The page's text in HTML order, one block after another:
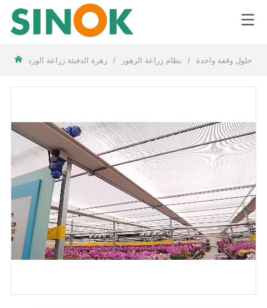
LOGO
حلول وقفة واحدة / نظام زراعة الزهور / زهرة الدفيئة زراعة الورد